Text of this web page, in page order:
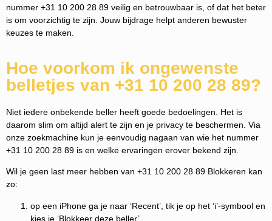
nummer +31 10 200 28 89 veilig en betrouwbaar is, of dat het beter
is om voorzichtig te zijn. Jouw bijdrage helpt anderen bewuster
keuzes te maken.
Hoe voorkom ik ongewenste
belletjes van +31 10 200 28 89?
Niet iedere onbekende beller heeft goede bedoelingen. Het is
daarom slim om altijd alert te zijn en je privacy te beschermen. Via
onze zoekmachine kun je eenvoudig nagaan van wie het nummer
+31 10 200 28 89 is en welke ervaringen erover bekend zijn.
Wil je geen last meer hebben van +31 10 200 28 89 Blokkeren kan
zo:
op een iPhone ga je naar ‘Recent’, tik je op het ‘i’-symbool en
kies je ‘Blokkeer deze beller’.